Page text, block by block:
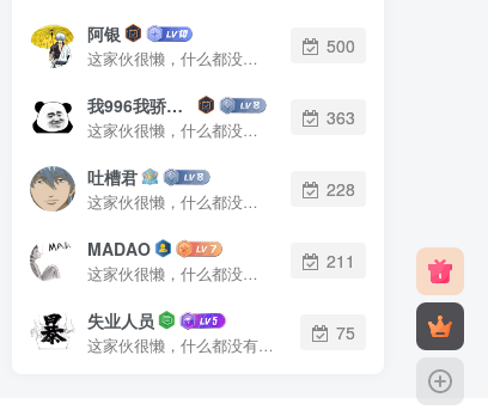
阿银
这家伙很懒，什么都没有写...
500
我996我骄傲了么
这家伙很懒，什么都没有写...
363
吐槽君
这家伙很懒，什么都没有写...
228
MADAO
这家伙很懒，什么都没有写...
211
失业人员
这家伙很懒，什么都没有写...
75